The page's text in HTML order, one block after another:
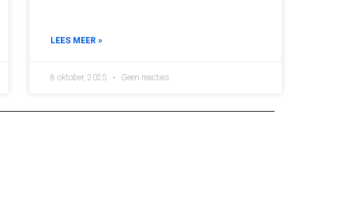
LEES MEER »
8 oktober, 2025 Geen reacties